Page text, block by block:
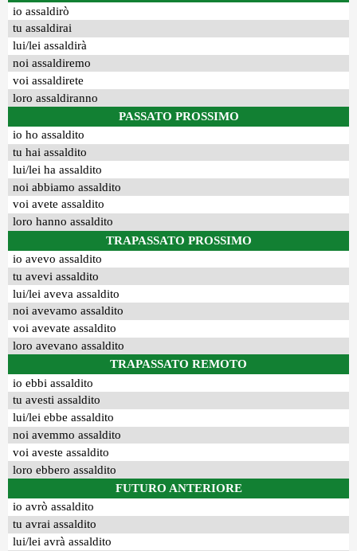
io assaldirò
tu assaldirai
lui/lei assaldirà
noi assaldiremo
voi assaldirete
loro assaldiranno
PASSATO PROSSIMO
io ho assaldito
tu hai assaldito
lui/lei ha assaldito
noi abbiamo assaldito
voi avete assaldito
loro hanno assaldito
TRAPASSATO PROSSIMO
io avevo assaldito
tu avevi assaldito
lui/lei aveva assaldito
noi avevamo assaldito
voi avevate assaldito
loro avevano assaldito
TRAPASSATO REMOTO
io ebbi assaldito
tu avesti assaldito
lui/lei ebbe assaldito
noi avemmo assaldito
voi aveste assaldito
loro ebbero assaldito
FUTURO ANTERIORE
io avrò assaldito
tu avrai assaldito
lui/lei avrà assaldito